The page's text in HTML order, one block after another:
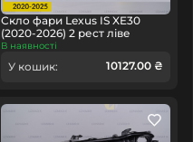
Скло фари Lexus IS XE30
(2020-2026) 2 рест ліве
В наявності
У кошик: 10127.00 ₴